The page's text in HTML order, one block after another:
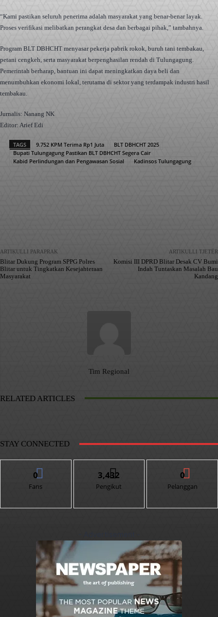
“Kami pastikan seluruh penerima adalah masyarakat yang benar-benar layak.
Proses verifikasi melibatkan perangkat desa dan berbagai pihak,” tambahnya.
Program BLT DBHCHT menyasar pekerja pabrik rokok, buruh tani tembakau,
petani cengkeh, serta masyarakat berpenghasilan rendah di Tulungagung.
Pemerintah berharap, bantuan ini dapat meningkatkan daya beli dan
menumbuhkan ekonomi lokal, terutama di sektor yang terdampak industri hasil
tembakau.
Jurnalis: Nanang NK
Editor: Arief Edi
TAGS 9.752 KPM Terima Rp1 Juta
BLT DBHCHT 2025
Bupati Tulungagung Pastikan BLT DBHCHT Segera Cair
Kabid Perlindungan dan Pengawasan Sosial
Kadinsos Tulungagung
ARTIKULLI PARAPRAK
Blitar Dukung Program SPPG Polres
Blitar untuk Tingkatkan Kesejahteraan
Masyarakat
ARTIKULLI TJETËR
Komisi III DPRD Blitar Desak CV Bumi
Indah Tuntaskan Masalah Bau
Kandang
Tim Regional
RELATED ARTICLES
STAY CONNECTED
0
Fans
3,432
Pengikut
0
Pelanggan